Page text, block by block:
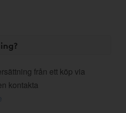
från ett köp via
kontakta